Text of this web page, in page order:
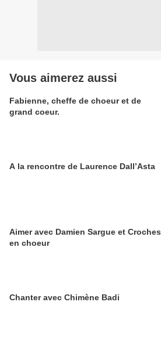
Vous aimerez aussi
Fabienne, cheffe de choeur et de
grand coeur.
A la rencontre de Laurence Dall’Asta
Aimer avec Damien Sargue et Croches
en choeur
Chanter avec Chimène Badi